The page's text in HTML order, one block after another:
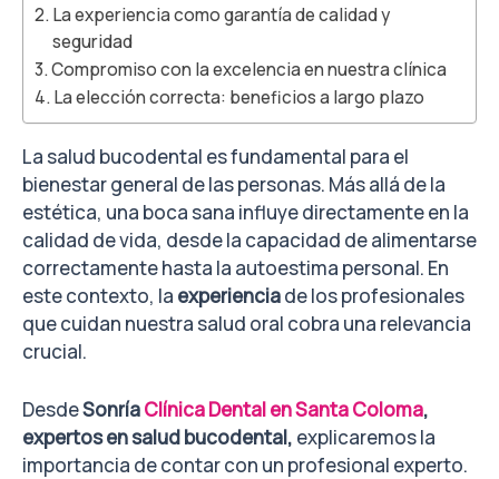
La experiencia como garantía de calidad y
seguridad
Compromiso con la excelencia en nuestra clínica
La elección correcta: beneficios a largo plazo
La salud bucodental es fundamental para el
bienestar general de las personas. Más allá de la
estética, una boca sana influye directamente en la
calidad de vida, desde la capacidad de alimentarse
correctamente hasta la autoestima personal. En
este contexto, la experienciade los profesionales
que cuidan nuestra salud oral cobra una relevancia
crucial.
DesdeSonríaClínica Dental en Santa Coloma,
expertos en salud bucodental, explicaremos la
importancia de contar con un profesional experto.